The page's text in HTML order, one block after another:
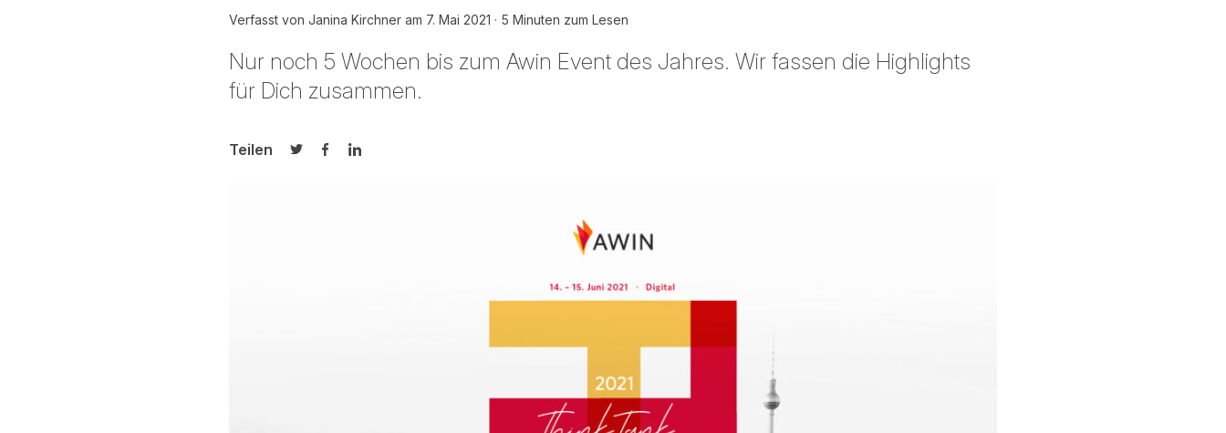
Verfasst von Janina Kirchneram 7. Mai 2021 5 Minuten zum Lesen
Nur noch 5 Wochen bis zum Awin Event des Jahres. Wir fassen die Highlights
für Dich zusammen.
Teilen
Auf Twitter teilen
Auf Facebook teilen
Auf LinkedIn teilen